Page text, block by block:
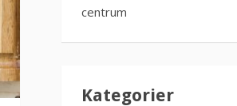
centrum
Kategorier